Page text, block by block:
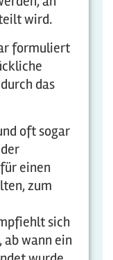
wird.
formuliert
das
oft sogar
einen
zum
sich
ab wann ein